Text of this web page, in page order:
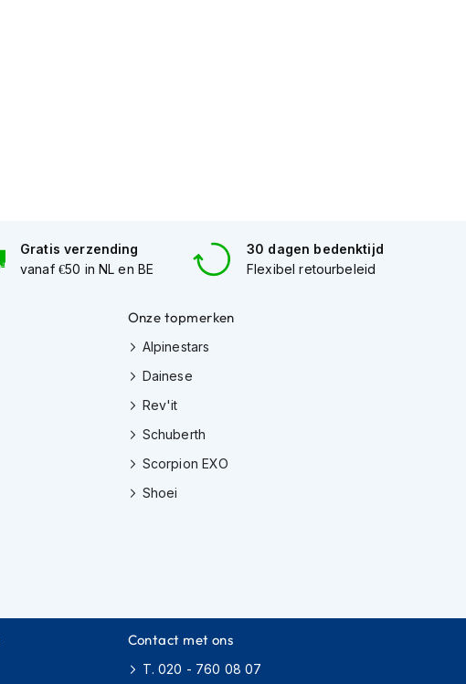
Gratis verzending
vanaf €50 in NL en BE
30 dagen bedenktijd
Flexibel retourbeleid
Onze topmerken
Alpinestars
Dainese
Rev'it
Schuberth
Scorpion EXO
Shoei
Contact met ons
T. 020 - 760 08 07